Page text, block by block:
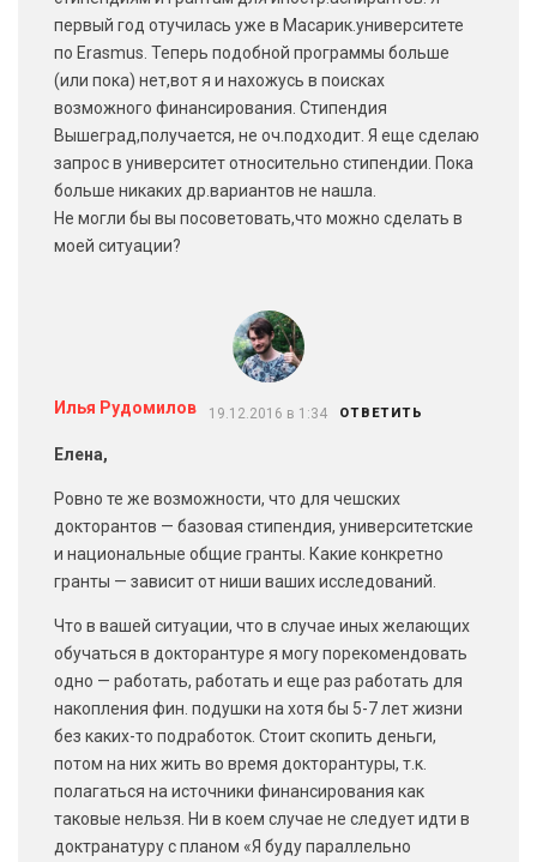
первый год отучилась уже в Масарик.университете
по Erasmus. Теперь подобной программы больше
(или пока) нет,вот я и нахожусь в поисках
возможного финансирования. Стипендия
Вышеград,получается, не оч.подходит. Я еще сделаю
запрос в университет относительно стипендии. Пока
больше никаких др.вариантов не нашла.
Не могли бы вы посоветовать,что можно сделать в
моей ситуации?
Илья Рудомилов 19.12.2016 в 1:34 ОТВЕТИТЬ
Елена,
Ровно те же возможности, что для чешских
докторантов — базовая стипендия, университетские
и национальные общие гранты. Какие конкретно
гранты — зависит от ниши ваших исследований.
Что в вашей ситуации, что в случае иных желающих
обучаться в докторантуре я могу порекомендовать
одно — работать, работать и еще раз работать для
накопления фин. подушки на хотя бы 5-7 лет жизни
без каких-то подработок. Стоит скопить деньги,
потом на них жить во время докторантуры, т.к.
полагаться на источники финансирования как
таковые нельзя. Ни в коем случае не следует идти в
доктранатуру с планом «Я буду параллельно